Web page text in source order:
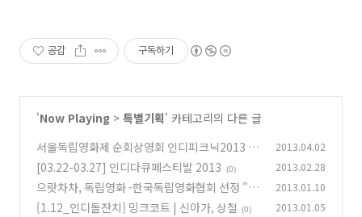
공감 구독하기
'Now Playing > 특별기획' 카테고리의 다른 글
서울독립영화제 순회상영회 인디피크닉2013 (1
0주년 특별) (0)
2013.04.02
[03.22-03.27] 인디다큐페스티발 2013 (0) 2013.02.28
으랏차차, 독립영화 -한국독립영화협회 선정 "올
해의 독립영화 7선" 특별상영회
(0)
2013.01.10
[1.12_인디돌잔치] 밍크코트 | 신아가, 상철 (0) 2013.01.05